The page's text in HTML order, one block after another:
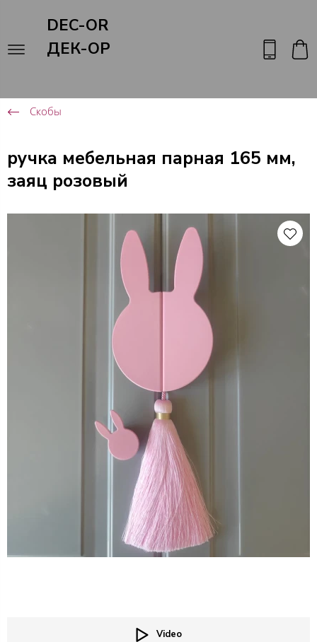
DEC-OR
ДЕК-ОР
Скобы
ручка мебельная парная 165 мм,
заяц розовый
Video